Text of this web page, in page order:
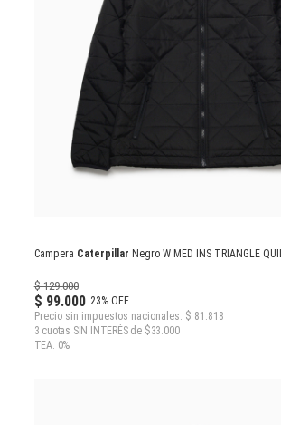
Campera Caterpillar Negro W MED INS TRIANGLE
$ 129.000
$ 99.000 23% OFF
Precio sin impuestos nacionales: $ 81.818
3 cuotas SIN INTERÉS de $33.000
TEA: 0%